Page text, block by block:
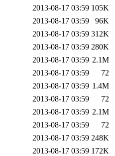
2013-08-17 03:59 105K
2013-08-17 03:59
96K
2013-08-17 03:59 312K
2013-08-17 03:59 280K
2013-08-17 03:59 2.1M
2013-08-17 03:59
72
2013-08-17 03:59 1.4M
2013-08-17 03:59
72
2013-08-17 03:59 2.1M
2013-08-17 03:59
72
2013-08-17 03:59 248K
2013-08-17 03:59 172K